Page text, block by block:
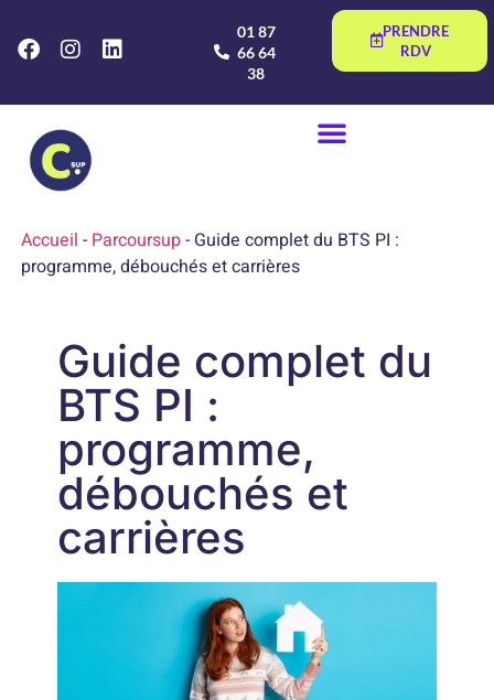
01 87
66 64
38
PRENDRE
RDV
Accueil - Parcoursup- Guide complet du BTS PI :
programme, débouchés et carrières
Guide complet du
BTS PI :
programme,
débouchés et
carrières